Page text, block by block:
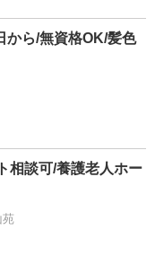
から/無資格OK/髪色
相談可/養護老人ホー